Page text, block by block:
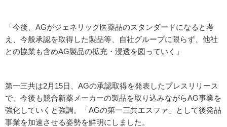
「今後、AGがジェネリック医薬品のスタンダードになると考
え、今般承認を取得した製品等、自社グループに限らず、他社
との協業も含めAG製品の拡充・浸透を図っていく」
第一三共は2月15日、AGの承認取得を発表したプレスリリース
で、今後も競合新薬メーカーの製品を取り込みながらAG事業を
強化していくと強調。「AGの第一三共エスファ」として後発品
事業を加速させる姿勢を鮮明にしました。